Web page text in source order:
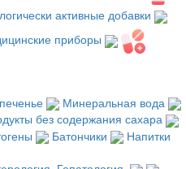
активные добавки
приборы
Минеральная вода
без содержания сахара
Батончики
Напитки